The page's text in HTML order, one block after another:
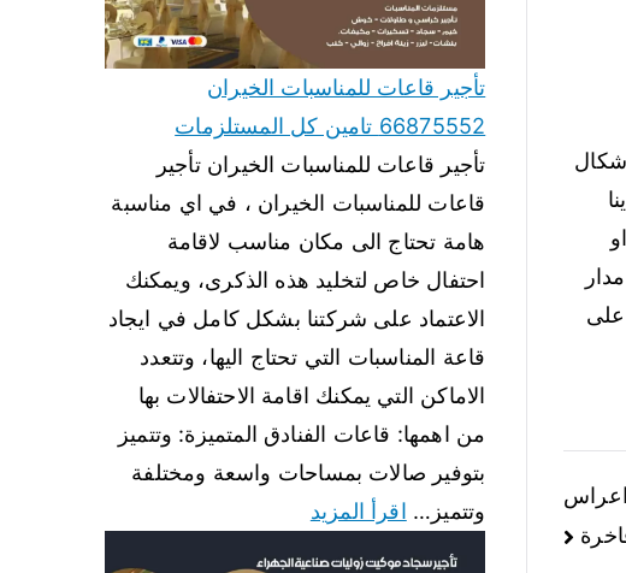
على
تنظيم اعراس
تأجير قاعات للمناسبات الخيران
66875552 تامين كل المستلزمات
تأجير قاعات للمناسبات الخيران تأجير
قاعات للمناسبات الخيران ، في اي مناسبة
هامة تحتاج الى مكان مناسب لاقامة
احتفال خاص لتخليد هذه الذكرى، ويمكنك
الاعتماد على شركتنا بشكل كامل في ايجاد
قاعة المناسبات التي تحتاج اليها، وتتعدد
الاماكن التي يمكنك اقامة الاحتفالات بها
من اهمها: قاعات الفنادق المتميزة: وتتميز
بتوفير صالات بمساحات واسعة ومختلفة
وتتميز… اقرأ المزيد